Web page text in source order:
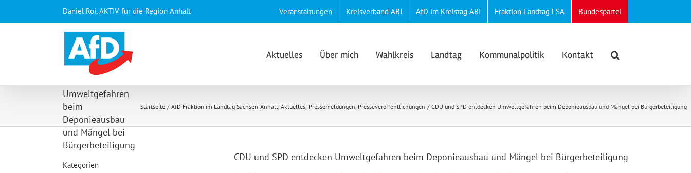
springen
Daniel Roi, AKTIV für die Region Anhalt Veranstaltungen Kreisverband ABI AfD im Kreistag ABI Fraktion Landtag LSA Bundespartei
Aktuelles Über mich Wahlkreis Landtag Kommunalpolitik Kontakt
CDU und SPD
Umweltgefahren
beim
Deponieausbau
und Mängel bei
Bürgerbeteiligung
Startseite AfD Fraktion im Landtag Sachsen-Anhalt Aktuelles Pressemeldungen Presseveröffentlichungen CDU und SPD entdecken Umweltgefahren beim Deponieausbau und Mängel bei Bürgerbeteiligung
CDU und SPD entdecken Umweltgefahren beim Deponieausbau und Mängel bei Bürgerbeteiligung
Kategorien